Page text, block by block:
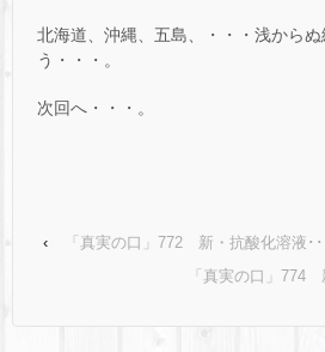
北海道、沖縄、五島、・・・浅からぬ
う・・・。
次回へ・・・。
‹
「真実の口」772 新・抗酸化溶液･
「真実の口」774